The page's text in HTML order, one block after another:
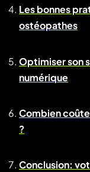
Les bonnes
ostéopathes
Optimiser son
numérique
Combien
?
Conclusion: